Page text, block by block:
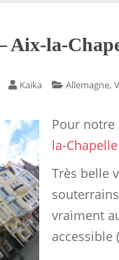
Aix-la-
Kaika Allemagne,
Pour notre
la-Chapelle
Très belle
vraiment
accessible